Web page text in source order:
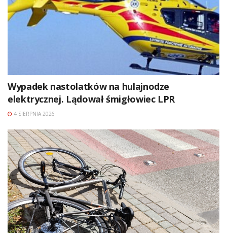
Wypadek nastolatków na hulajnodze
elektrycznej. Lądował śmigłowiec LPR
4 SIERPNIA 2026